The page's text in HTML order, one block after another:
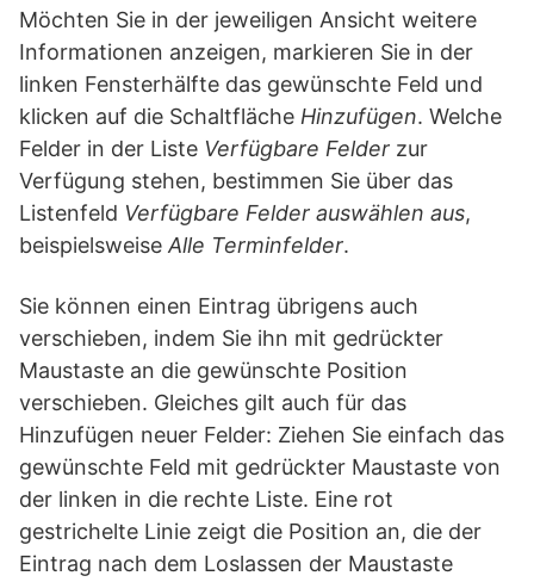
Möchten Sie in der jeweiligen Ansicht weitere
Informationen anzeigen, markieren Sie in der
linken Fensterhälfte das gewünschte Feld und
klicken auf die Schaltfläche Hinzufügen. Welche
Felder in der Liste Verfügbare Felder zur
Verfügung stehen, bestimmen Sie über das
Listenfeld Verfügbare Felder auswählen aus,
beispielsweise Alle Terminfelder.
Sie können einen Eintrag übrigens auch
verschieben, indem Sie ihn mit gedrückter
Maustaste an die gewünschte Position
verschieben. Gleiches gilt auch für das
Hinzufügen neuer Felder: Ziehen Sie einfach das
gewünschte Feld mit gedrückter Maustaste von
der linken in die rechte Liste. Eine rot
gestrichelte Linie zeigt die Position an, die der
Eintrag nach dem Loslassen der Maustaste